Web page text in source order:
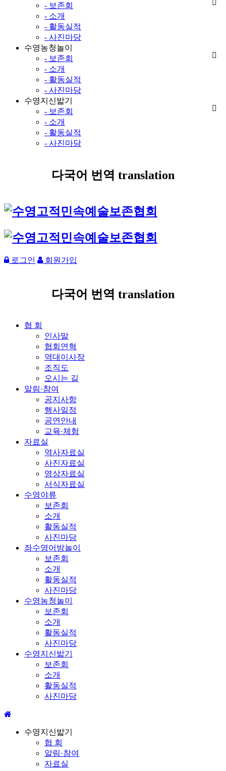
- 보존회
- 소개
- 활동실적
- 사진마당
수영농청놀이
- 보존회
- 소개
- 활동실적
- 사진마당
수영지신밟기
- 보존회
- 소개
- 활동실적
- 사진마당
다국어 번역 translation
로그인 회원가입
다국어 번역 translation
협 회
인사말
협회연혁
역대이사장
조직도
오시는 길
알림·참여
공지사항
행사일정
공연안내
교육·체험
자료실
역사자료실
사진자료실
영상자료실
서식자료실
수영야류
보존회
소개
활동실적
사진마당
좌수영어방놀이
보존회
소개
활동실적
사진마당
수영농청놀이
보존회
소개
활동실적
사진마당
수영지신밟기
보존회
소개
활동실적
사진마당
수영지신밟기
협 회
알림·참여
자료실